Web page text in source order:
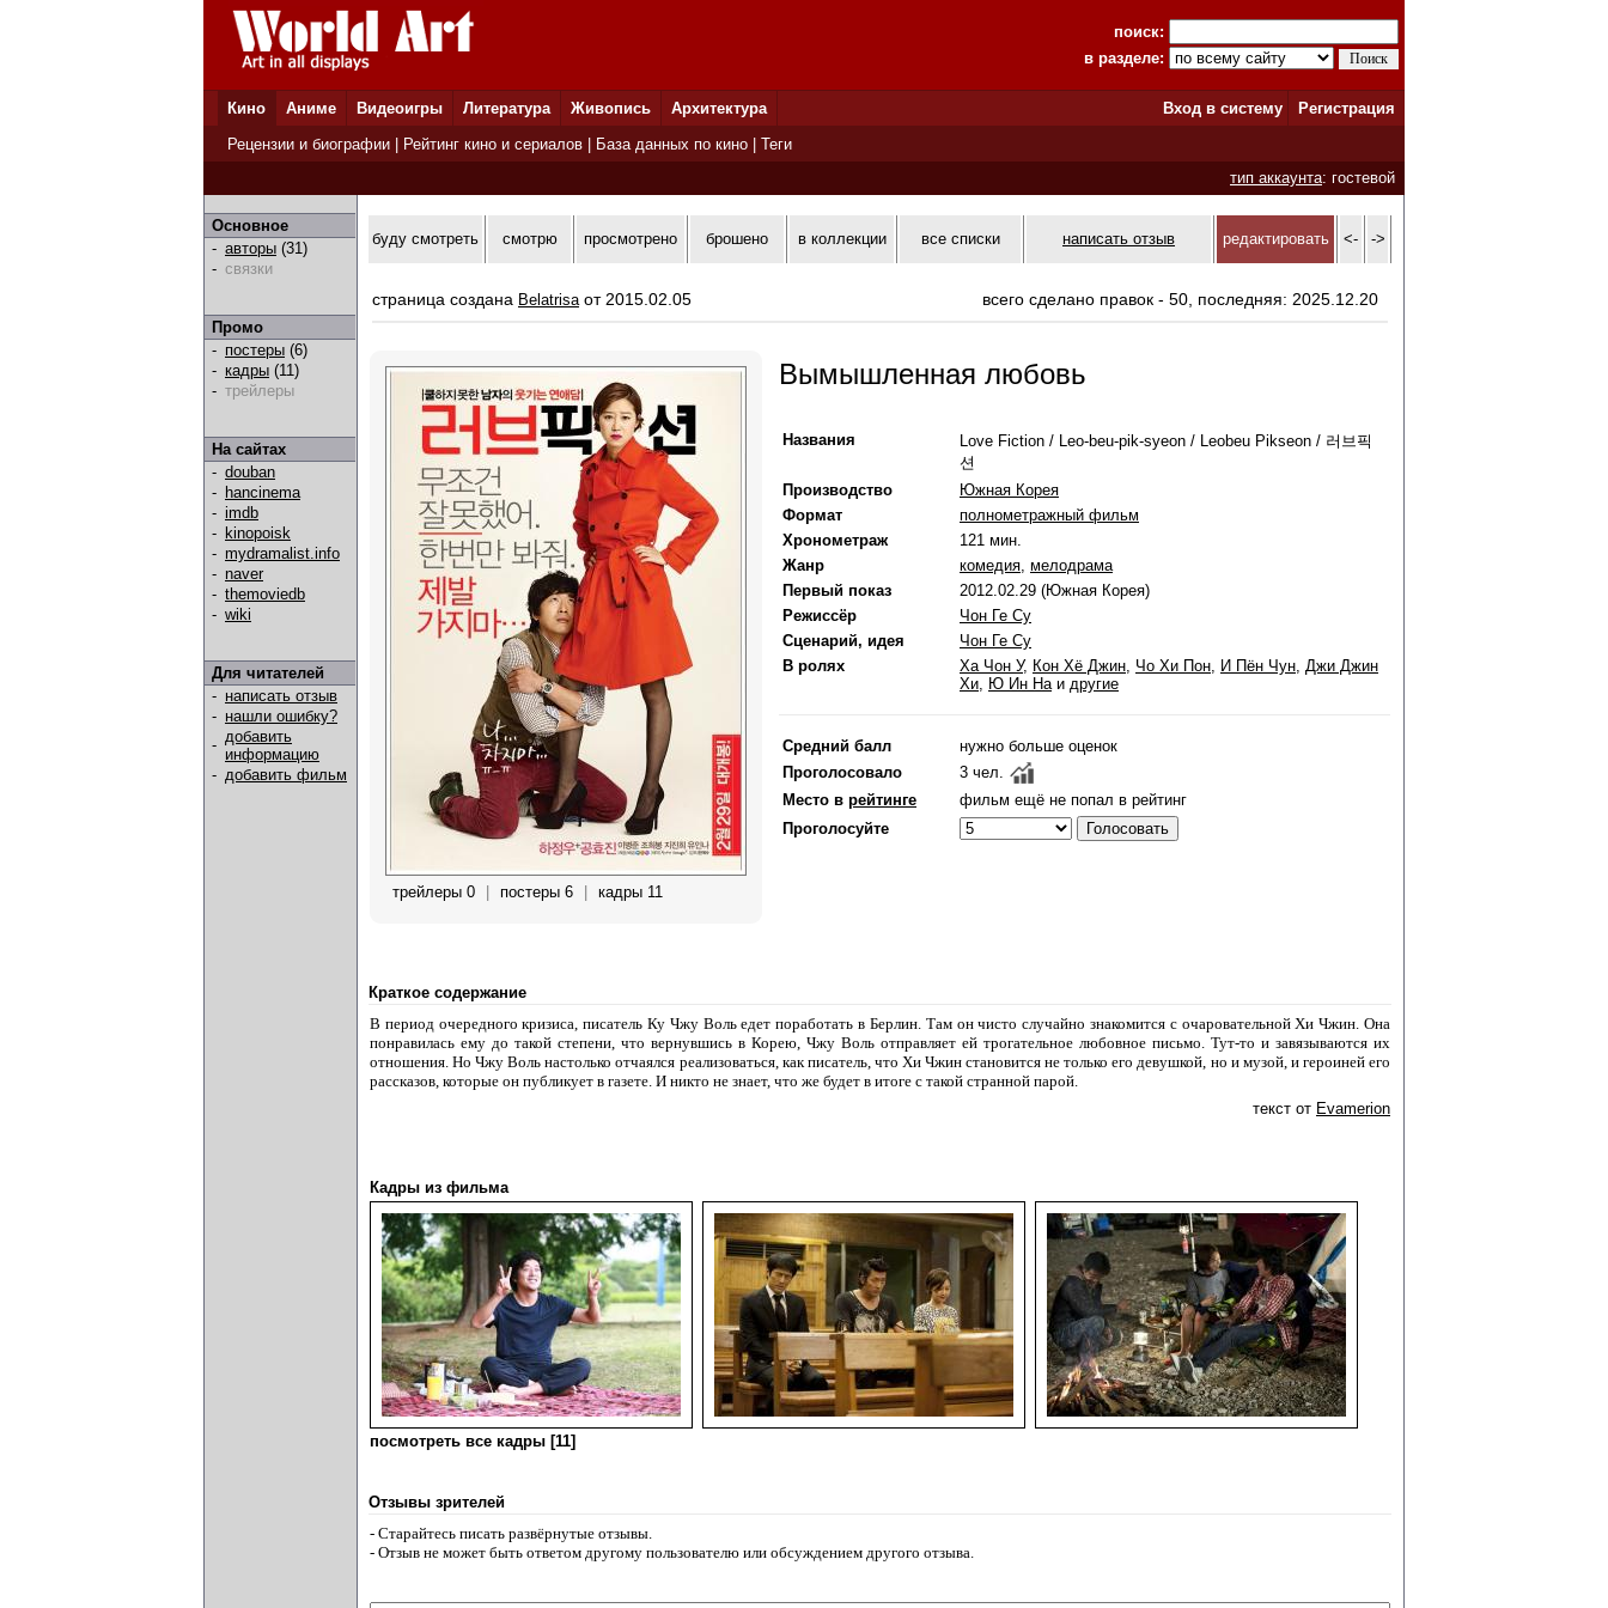
поиск:
в разделе:
Кино Аниме Видеоигры Литература Живопись Архитектура Вход в систему
Регистрация
Рецензии и биографии
Рейтинг кино и сериалов База данных по кино
Теги
тип аккаунта: гостевой
Основное
- авторы (31)
- связки
Промо
- постеры (6)
- кадры (11)
- трейлеры
На сайтах
- douban
- hancinema
- imdb
- kinopoisk
- mydramalist.info
- naver
- themoviedb
- wiki
Для читателей
- написать отзыв
- нашли ошибку?
- добавить
информацию
- добавить фильм
буду смотреть смотрю просмотрено брошено в коллекции все списки написать отзыв редактировать <- ->
страница создана Belatrisa от 2015.02.05 всего сделано правок - 50, последняя: 2025.12.20
трейлеры 0 постеры 6 кадры 11
Вымышленная любовь
Названия
Love Fiction / Leo-beu-pik-syeon / Leobeu Pikseon / 러브픽
션
Производство
Южная Корея
Формат
полнометражный фильм
Хронометраж
121 мин.
Жанр
комедия, мелодрама
Первый показ
2012.02.29 (Южная Корея)
Режиссёр
Чон Ге Су
Сценарий, идея
Чон Ге Су
В ролях
Ха Чон У, Кон Хё Джин, Чо Хи Пон, И Пён Чун, Джи Джин
Хи, Ю Ин Наи другие
Средний балл
нужно больше оценок
Проголосовало
3 чел.
Место в рейтинге
фильм ещё не попал в рейтинг
Проголосуйте
Краткое содержание
В период очередного кризиса, писатель Ку Чжу Воль едет поработать в Берлин. Там он чисто случайно знакомится с очаровательной Хи Чжин. Она
понравилась ему до такой степени, что вернувшись в Корею, Чжу Воль отправляет ей трогательное любовное письмо. Тут-то и завязываются их
отношения. Но Чжу Воль настолько отчаялся реализоваться, как писатель, что Хи Чжин становится не только его девушкой, но и музой, и героиней его
рассказов, которые он публикует в газете. И никто не знает, что же будет в итоге с такой странной парой.
текст от Evamerion
Кадры из фильма
посмотреть все кадры [11]
Отзывы зрителей
- Старайтесь писать развёрнутые отзывы.
- Отзыв не может быть ответом другому пользователю или обсуждением другого отзыва.